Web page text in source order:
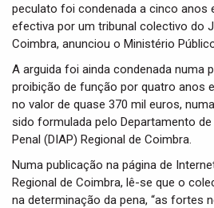
peculato foi condenada a cinco anos
efectiva por um tribunal colectivo do
Coimbra, anunciou o Ministério
A arguida foi ainda condenada numa
proibição de função por quatro anos
no valor de quase 370 mil euros,
sido formulada pelo Departamento
Penal (DIAP) Regional de Coimbra.
Numa publicação na página de
Regional de Coimbra, lê-se que o
na determinação da pena, “as fortes